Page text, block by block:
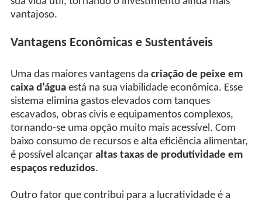
vantajoso.
Vantagens Econômicas e Sustentáveis
Uma das maiores vantagens da criação de peixe em
caixa d’águaestá na sua viabilidade econômica. Esse
sistema elimina gastos elevados com tanques
escavados, obras civis e equipamentos complexos,
tornando-se uma opção muito mais acessível. Com
baixo consumo de recursos e alta eficiência alimentar,
é possível alcançar altas taxas de produtividade em
espaços reduzidos.
Outro fator que contribui para a lucratividade é a